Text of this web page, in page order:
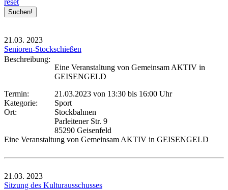
reset
21.03. 2023
Senioren-Stockschießen
Beschreibung:
Eine Veranstaltung von Gemeinsam AKTIV in
GEISENGELD
Termin:
21.03.2023 von 13:30 bis 16:00 Uhr
Kategorie:
Sport
Ort:
Stockbahnen
Parleitener Str. 9
85290 Geisenfeld
Eine Veranstaltung von Gemeinsam AKTIV in GEISENGELD
21.03. 2023
Sitzung des Kulturausschusses